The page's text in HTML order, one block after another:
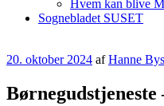
Hvem kan blive
Sognebladet SUSET
Udgivet
20. oktober 2024 afHanne
Børnegudstjeneste